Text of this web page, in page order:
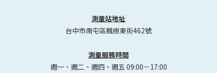
測量站地址
台中市南屯區楓樹東街462號
測量服務時間
週一、週二、週四、週五 09:00－17:00